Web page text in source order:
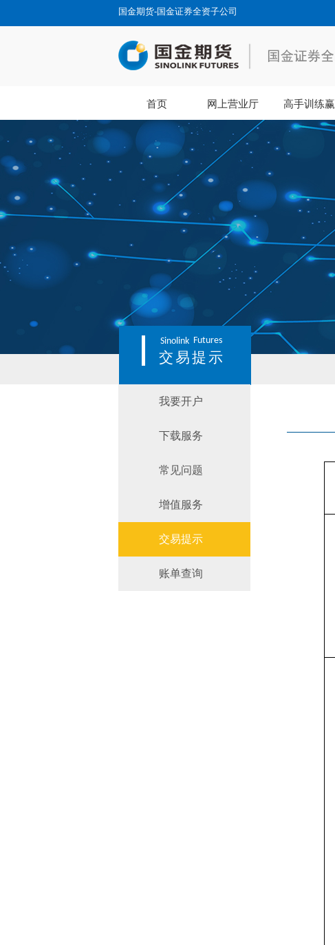
国金期货-国金证券全资子公司
首页 网上营业厅 高手训练赢
Sinolink Futures
交易提示
我要开户
下载服务
常见问题
增值服务
交易提示
账单查询